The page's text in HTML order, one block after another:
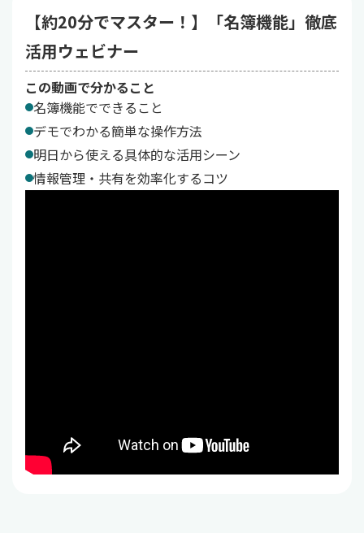
【約20分でマスター！】「名簿機能」徹底
活用ウェビナー
この動画で分かること
名簿機能でできること
デモでわかる簡単な操作方法
明日から使える具体的な活用シーン
情報管理・共有を効率化するコツ